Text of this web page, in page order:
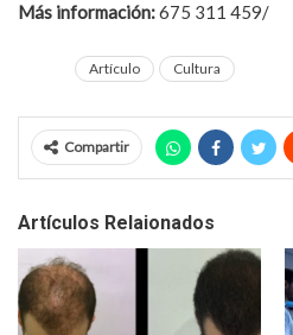
Más información:675 311 459/
Artículo Cultura
Compartir
Artículos Relaionados